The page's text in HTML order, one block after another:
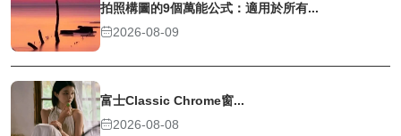
拍照構圖的9個萬能公式：適用於所有...
2026-08-09
富士Classic Chrome窗...
2026-08-08